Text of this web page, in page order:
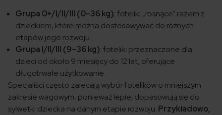
Grupa 0+/I/II/III (0–36 kg): foteliki „rosnące” razem z
dzieckiem, które można dostosowywać do różnych
etapów jego rozwoju.​
Grupa I/II/III (9–36 kg): foteliki przeznaczone dla
dzieci od około 9 miesięcy do 12 lat, oferujące
długotrwałe użytkowanie.
Specjaliści często zalecają wybór fotelików o mniejszym
zakresie wagowym, ponieważ lepiej dopasowują się do
sylwetki dziecka na danym etapie rozwoju. ​Przykładowo,